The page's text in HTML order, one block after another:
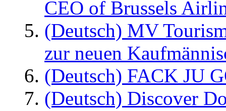
CEO of Brussels
(Deutsch) MV
zur neuen
(Deutsch) FACK JU
(Deutsch) Discover